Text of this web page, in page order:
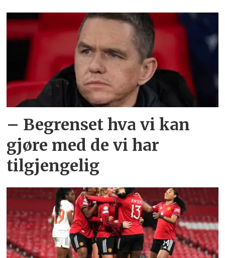
– Begrenset hva vi kan
gjøre med de vi har
tilgjengelig